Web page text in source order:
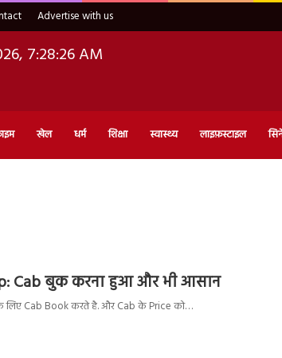
Advertise with us
7:28:27 AM
खेल धर्म शिक्षा स्वास्थ्य लाइफ़स्टाइल
Cab बुक करना हुआ और भी आसान
लिए Cab Book करते है. और Cab के Price को…